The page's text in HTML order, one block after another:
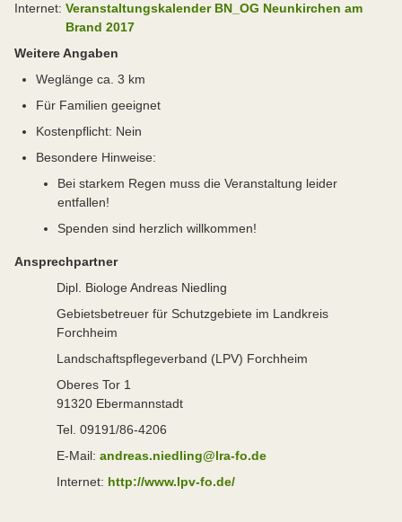
Internet: Veranstaltungskalender BN_OG Neunkirchen am
Brand 2017
Weitere Angaben
Weglänge ca. 3 km
Für Familien geeignet
Kostenpflicht: Nein
Besondere Hinweise:
Bei starkem Regen muss die Veranstaltung leider
entfallen!
Spenden sind herzlich willkommen!
Ansprechpartner
Dipl. Biologe Andreas Niedling
Gebietsbetreuer für Schutzgebiete im Landkreis
Forchheim
Landschaftspflegeverband (LPV) Forchheim
Oberes Tor 1
91320 Ebermannstadt
Tel. 09191/86-4206
E-Mail:andreas.niedling@lra-fo.de
Internet: http://www.lpv-fo.de/